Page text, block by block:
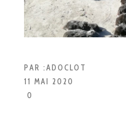
PAR :ADOCLOT
11 MAI 2020
0